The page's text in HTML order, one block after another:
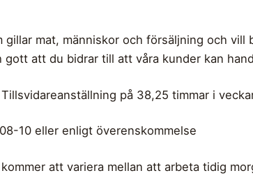
gillar mat, människor och försäljning och
gott att du bidrar till att våra kunder kan
Tillsvidareanställning på 38,25 timmar i
10 eller enligt överenskommelse
kommer att variera mellan att arbeta tidig